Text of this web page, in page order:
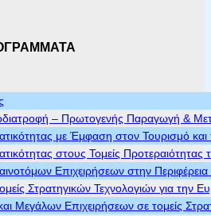
– Πρωτογενής Παραγωγή &
με Έμφαση στον Τουρισμό
στους Τομείς Προτεραιότητας
Επιχειρήσεων στην
Στρατηγικών Τεχνολογιών για την
Μεγάλων Επιχειρήσεων σε τομείς